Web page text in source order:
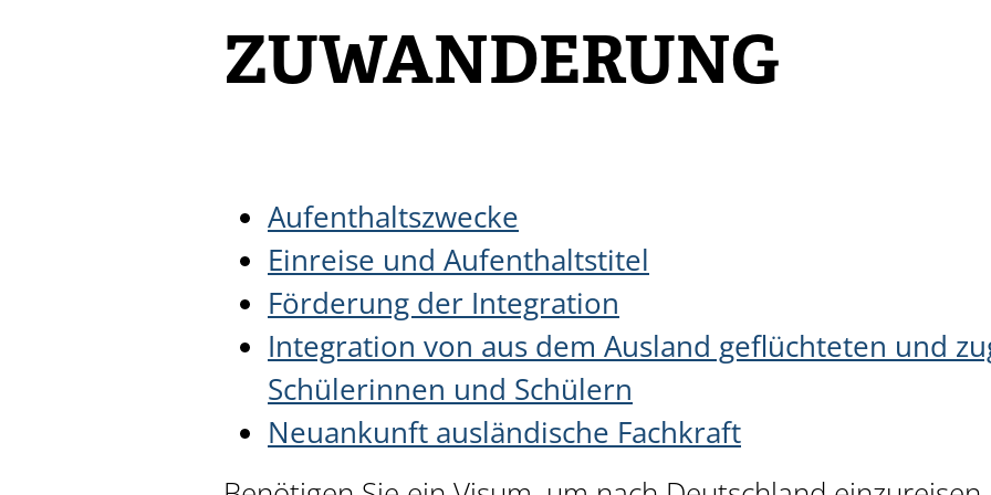
ZUWANDERUNG
Aufenthaltszwecke
Einreise und Aufenthaltstitel
Förderung der Integration
Integration von aus dem Ausland geflüchteten und
Schülerinnen und Schülern
Neuankunft ausländische Fachkraft